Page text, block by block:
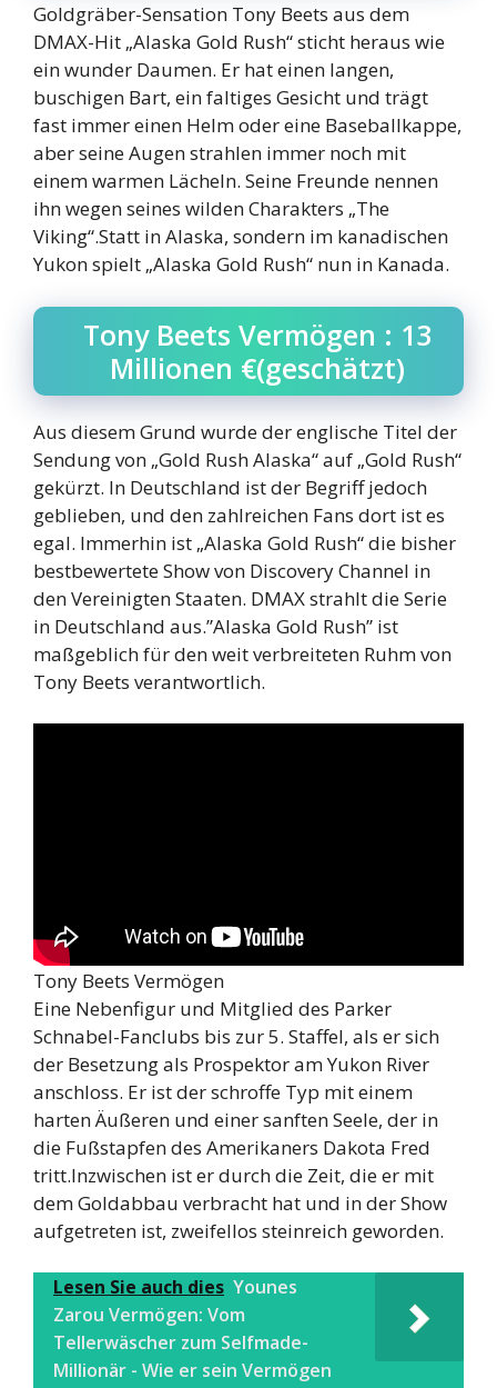
Goldgräber-Sensation Tony Beets aus dem
DMAX-Hit „Alaska Gold Rush“ sticht heraus wie
ein wunder Daumen. Er hat einen langen,
buschigen Bart, ein faltiges Gesicht und trägt
fast immer einen Helm oder eine Baseballkappe,
aber seine Augen strahlen immer noch mit
einem warmen Lächeln. Seine Freunde nennen
ihn wegen seines wilden Charakters „The
Viking“.Statt in Alaska, sondern im kanadischen
Yukon spielt „Alaska Gold Rush“ nun in Kanada.
Tony Beets Vermögen : 13
Millionen €(geschätzt)
Aus diesem Grund wurde der englische Titel der
Sendung von „Gold Rush Alaska“ auf „Gold Rush“
gekürzt. In Deutschland ist der Begriff jedoch
geblieben, und den zahlreichen Fans dort ist es
egal. Immerhin ist „Alaska Gold Rush“ die bisher
bestbewertete Show von Discovery Channel in
den Vereinigten Staaten. DMAX strahlt die Serie
in Deutschland aus.”Alaska Gold Rush” ist
maßgeblich für den weit verbreiteten Ruhm von
Tony Beets verantwortlich.
Tony Beets Vermögen
Eine Nebenfigur und Mitglied des Parker
Schnabel-Fanclubs bis zur 5. Staffel, als er sich
der Besetzung als Prospektor am Yukon River
anschloss. Er ist der schroffe Typ mit einem
harten Äußeren und einer sanften Seele, der in
die Fußstapfen des Amerikaners Dakota Fred
tritt.Inzwischen ist er durch die Zeit, die er mit
dem Goldabbau verbracht hat und in der Show
aufgetreten ist, zweifellos steinreich geworden.
Lesen Sie auch dies Younes
Zarou Vermögen: Vom
Tellerwäscher zum Selfmade-
Millionär - Wie er sein Vermögen